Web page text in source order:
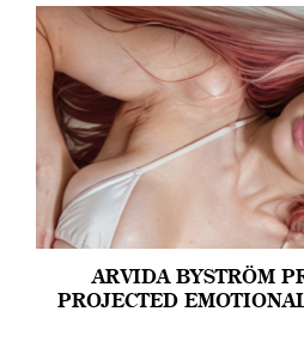
ARVIDA BYSTRÖM
PROJECTED